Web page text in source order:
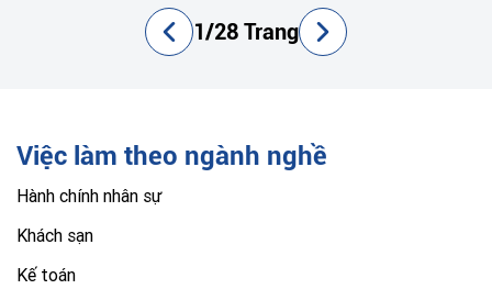
1/28 Trang
Việc làm theo ngành nghề
Hành chính nhân sự
Khách sạn
Kế toán